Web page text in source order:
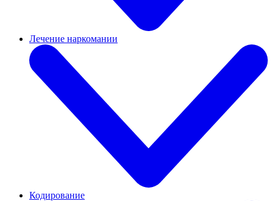
Лечение наркомании
Кодирование